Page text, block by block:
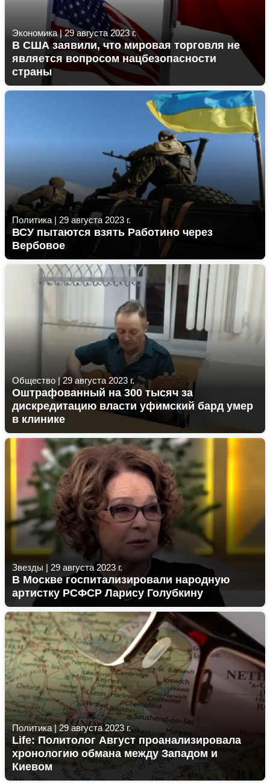
Экономика|29 августа 2023 г.
В США заявили, что мировая торговля не
является вопросом нацбезопасности
страны
Политика | 29 августа 2023 г.
ВСУ пытаются взять Работино через
Вербовое
Общество |29 августа 2023 г.
Оштрафованный на 300 тысяч за
дискредитацию власти уфимский бард умер
в клинике
Звезды | 29 августа 2023 г.
В Москве госпитализировали народную
артистку РСФСР Ларису Голубкину
Политика |29 августа 2023 г.
Life: Политолог Август проанализировала
хронологию обмана между Западом и
Киевом